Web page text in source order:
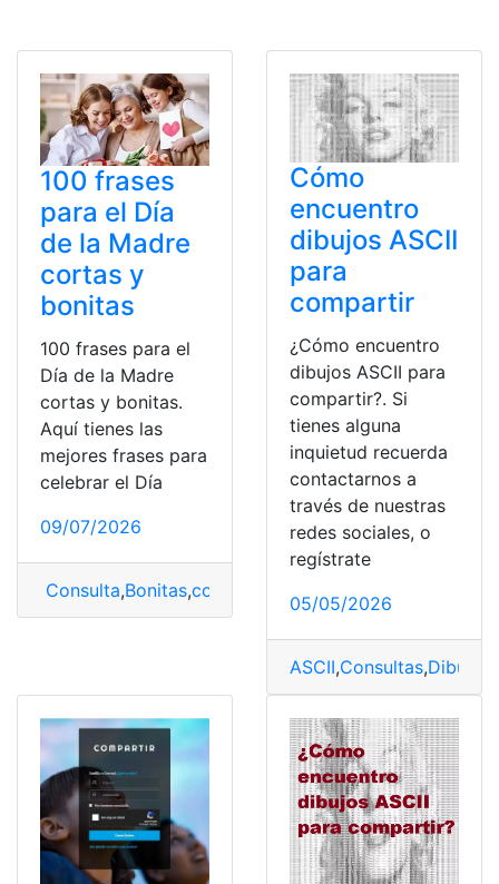
100 frases
para el Día
de la Madre
cortas y
bonitas
100 frases para el
Día de la Madre
cortas y bonitas.
Aquí tienes las
mejores frases para
celebrar el Día
09/07/2026
Consulta,Bonitas,cortas
Cómo
encuentro
dibujos ASCII
para
compartir
¿Cómo encuentro
dibujos ASCII para
compartir?. Si
tienes alguna
inquietud recuerda
contactarnos a
través de nuestras
redes sociales, o
regístrate
05/05/2026
ASCII,Consultas,Dibujos